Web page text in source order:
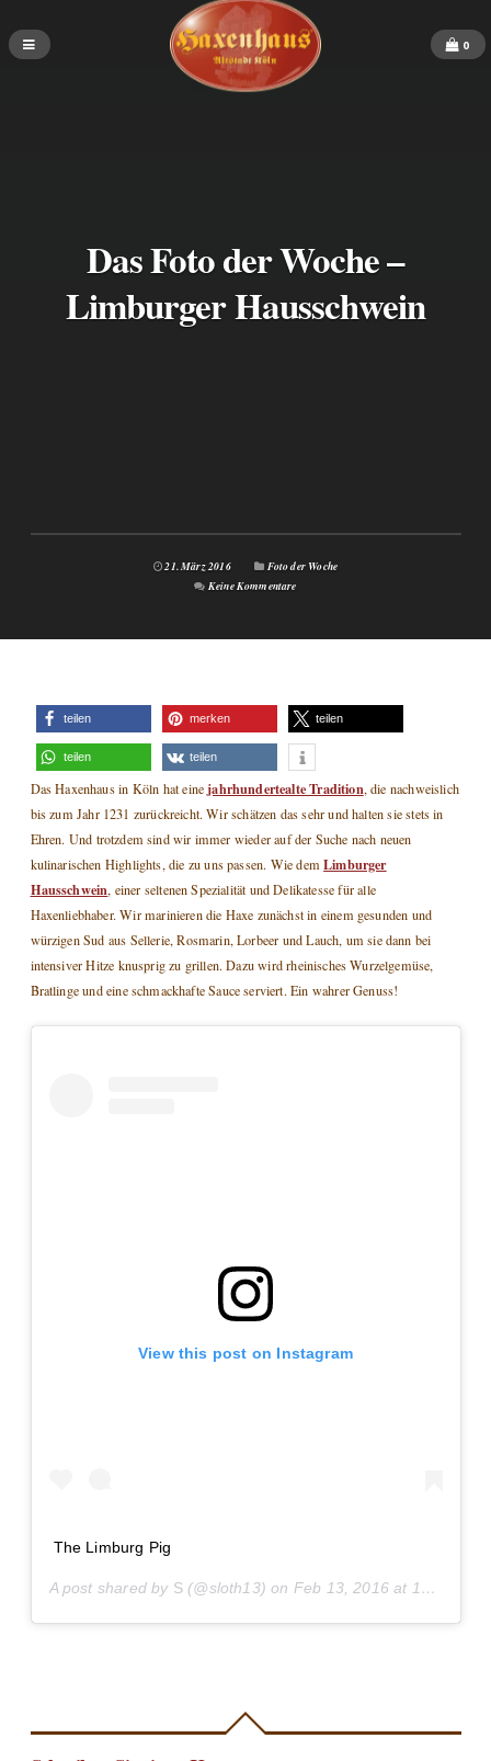
0
Das Foto der Woche –
Limburger Hausschwein
21. März 2016
Foto der Woche
Keine Kommentare
teilen merken teilen
teilen teilen
Das Haxenhaus in Köln hat eine jahrhundertealte Tradition, die nachweislich
bis zum Jahr 1231 zurückreicht. Wir schätzen das sehr und halten sie stets in
Ehren. Und trotzdem sind wir immer wieder auf der Suche nach neuen
kulinarischen Highlights, die zu uns passen. Wie demLimburger
Hausschwein, einer seltenen Spezialität und Delikatesse für alle
Haxenliebhaber. Wir marinieren die Haxe zunächst in einem gesunden und
würzigen Sud aus Sellerie, Rosmarin, Lorbeer und Lauch, um sie dann bei
intensiver Hitze knusprig zu grillen. Dazu wird rheinisches Wurzelgemüse,
Bratlinge und eine schmackhafte Sauce serviert. Ein wahrer Genuss!
View this post on Instagram
The Limburg Pig
A post shared by S(@sloth13) on Feb 13, 2016 at 12:00pm PST